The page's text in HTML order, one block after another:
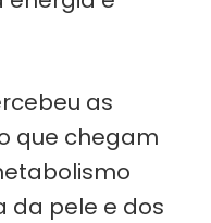
as
que chegam
da pele e dos